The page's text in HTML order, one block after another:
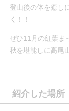
登山後の体を癒し
く！！
ぜひ11月の紅葉ま
秋を堪能しに高尾
紹介した場所